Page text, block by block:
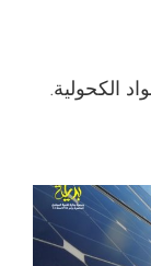
الكحولية.